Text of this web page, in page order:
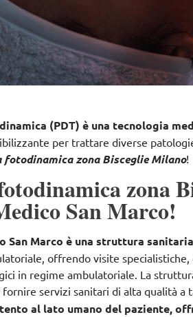
(PDT) è una tecnologia
per trattare diverse
fotodinamica zona Bisceglie Milano!
zona
San Marco!
San Marco è una struttura
offrendovisite
in regime ambulatoriale . La
servizi sanitari di alta qualità a
al lato umano del paziente,